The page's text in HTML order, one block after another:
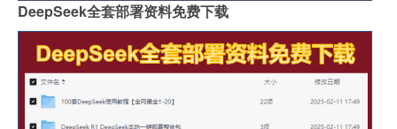
DeepSeek全套部署资料免费下载